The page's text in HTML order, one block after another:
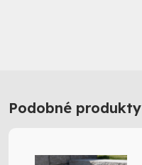
Podobné produkty